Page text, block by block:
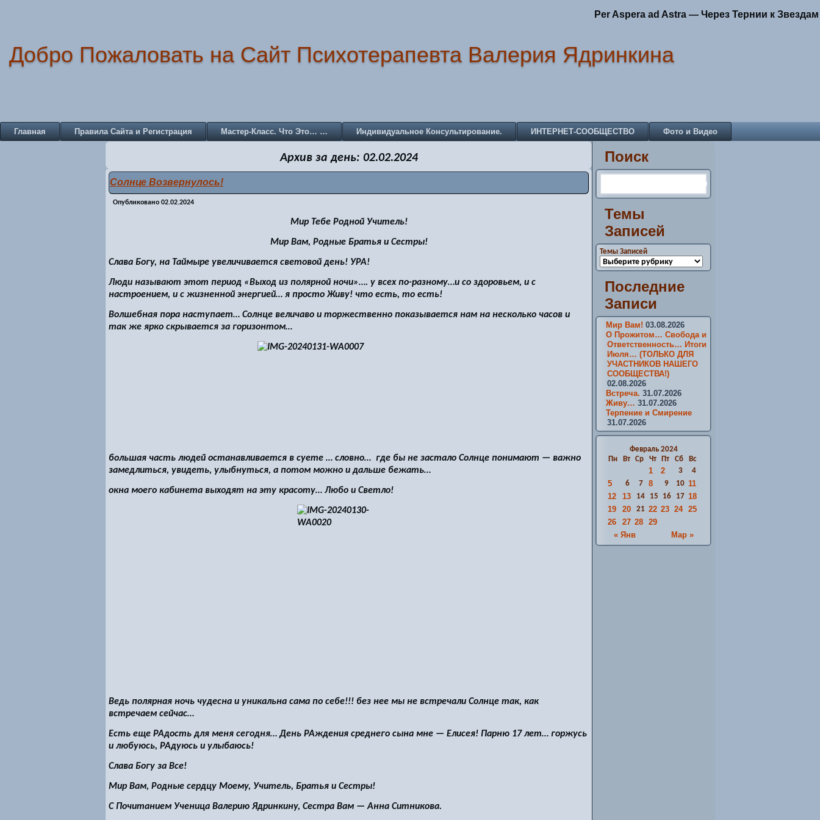
Добро Пожаловать на Сайт Психотерапевта Валерия Ядринкина
Per Aspera ad Astra — Через Тернии к Звездам
Главная Правила Сайта и Регистрация Мастер-Класс. Что Это… … Индивидуальное Консультирование. ИНТЕРНЕТ-СООБЩЕСТВО Фото и Видео
Архив за день: 02.02.2024
Солнце Возвернулось!
Опубликовано 02.02.2024
Мир Тебе Родной Учитель!
Мир Вам, Родные Братья и Сестры!
Слава Богу, на Таймыре увеличивается световой день! УРА!
Люди называют этот период «Выход из полярной ночи»…. у всех по-разному…и со здоровьем, и с
настроением, и с жизненной энергией… я просто Живу! что есть, то есть!
Волшебная пора наступает… Солнце величаво и торжественно показывается нам на несколько часов и
так же ярко скрывается за горизонтом…
большая часть людей останавливается в суете … словно… где бы не застало Солнце понимают — важно
замедлиться, увидеть, улыбнуться, а потом можно и дальше бежать…
окна моего кабинета выходят на эту красоту… Любо и Светло!
Ведь полярная ночь чудесна и уникальна сама по себе!!! без нее мы не встречали Солнце так, как
встречаем сейчас…
Есть еще РАдость для меня сегодня… День РАждения среднего сына мне — Елисея! Парню 17 лет… горжусь
и любуюсь, РАдуюсь и улыбаюсь!
Слава Богу за Все!
Мир Вам, Родные сердцу Моему, Учитель, Братья и Сестры!
С Почитанием Ученица Валерию Ядринкину, Сестра Вам — Анна Ситникова.
Поиск
Темы
Записей
Темы Записей
Последние
Записи
Мир Вам! 03.08.2026
О Прожитом… Свобода и
Ответственность… Итоги
Июля… (ТОЛЬКО ДЛЯ
УЧАСТНИКОВ НАШЕГО
СООБЩЕСТВА!)
02.08.2026
Встреча. 31.07.2026
Живу… 31.07.2026
Терпение и Смирение
31.07.2026
Февраль 2024
Пн
Вт Ср Чт Пт Сб Вс
« Янв Мар »
1 2 3 4
5 6 7 8 9 10 11
12
13 14 15 16 17 18
19
20 21 22 23 24
25
26
27 28 29